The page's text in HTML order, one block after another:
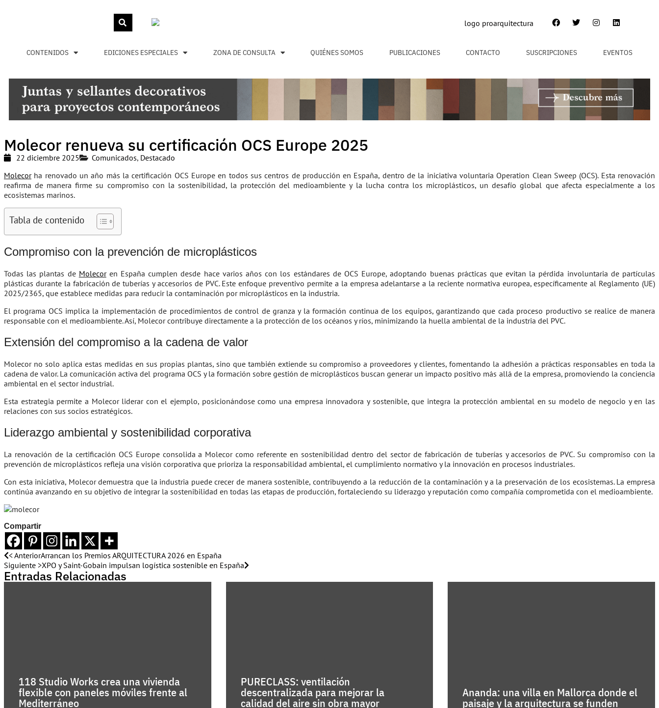
CONTENIDOS EDICIONES ESPECIALES ZONA DE CONSULTA QUIÉNES SOMOS PUBLICACIONES CONTACTO SUSCRIPCIONES EVENTOS
Molecor renueva su certificación OCS Europe 2025
22 diciembre 2025 Comunicados, Destacado
Molecorha renovado un año más la certificación OCS Europe en todos sus centros de producción en España, dentro de la iniciativa voluntaria Operation Clean Sweep (OCS). Esta renovación
reafirma de manera firme su compromiso con la sostenibilidad, la protección del medioambiente y la lucha contra los microplásticos, un desafío global que afecta especialmente a los
ecosistemas marinos.
Tabla de contenido
Compromiso con la prevención de microplásticos
Todas las plantas de Molecoren España cumplen desde hace varios años con los estándares de OCS Europe, adoptando buenas prácticas que evitan la pérdida involuntaria de partículas
plásticas durante la fabricación de tuberías y accesorios de PVC. Este enfoque preventivo permite a la empresa adelantarse a la reciente normativa europea, específicamente al Reglamento (UE)
2025/2365, que establece medidas para reducir la contaminación por microplásticos en la industria.
El programa OCS implica la implementación de procedimientos de control de granza y la formación continua de los equipos, garantizando que cada proceso productivo se realice de manera
responsable con el medioambiente. Así, Molecor contribuye directamente a la protección de los océanos y ríos, minimizando la huella ambiental de la industria del PVC.
Extensión del compromiso a la cadena de valor
Molecor no solo aplica estas medidas en sus propias plantas, sino que también extiende su compromiso a proveedores y clientes, fomentando la adhesión a prácticas responsables en toda la
cadena de valor. La comunicación activa del programa OCS y la formación sobre gestión de microplásticos buscan generar un impacto positivo más allá de la empresa, promoviendo la conciencia
ambiental en el sector industrial.
Esta estrategia permite a Molecor liderar con el ejemplo, posicionándose como una empresa innovadora y sostenible, que integra la protección ambiental en su modelo de negocio y en las
relaciones con sus socios estratégicos.
Liderazgo ambiental y sostenibilidad corporativa
La renovación de la certificación OCS Europe consolida a Molecor como referente en sostenibilidad dentro del sector de fabricación de tuberías y accesorios de PVC. Su compromiso con la
prevención de microplásticos refleja una visión corporativa que prioriza la responsabilidad ambiental, el cumplimiento normativo y la innovación en procesos industriales.
Con esta iniciativa, Molecor demuestra que la industria puede crecer de manera sostenible, contribuyendo a la reducción de la contaminación y a la preservación de los ecosistemas. La empresa
continúa avanzando en su objetivo de integrar la sostenibilidad en todas las etapas de producción, fortaleciendo su liderazgo y reputación como compañía comprometida con el medioambiente.
Compartir
< AnteriorArrancan los Premios ARQUITECTURA 2026 en España
Siguiente >XPO y Saint-Gobain impulsan logística sostenible en España
Entradas Relacionadas
118 Studio Works crea una vivienda
flexible con paneles móviles frente al
Mediterráneo
PURECLASS: ventilación
descentralizada para mejorar la
calidad del aire sin obra mayor
Ananda: una villa en Mallorca donde el
paisaje y la arquitectura se funden